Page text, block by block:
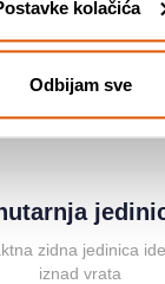
kolačića
Odbijam sve
u
zidna jedinica
iznad vrata